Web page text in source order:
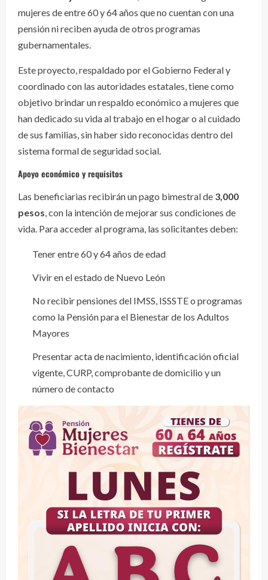
mujeres de entre 60 y 64 años que no cuentan con una
pensión ni reciben ayuda de otros programas
gubernamentales.
Este proyecto, respaldado por el Gobierno Federal y
coordinado con las autoridades estatales, tiene como
objetivo brindar un respaldo económico a mujeres que
han dedicado su vida al trabajo en el hogar o al cuidado
de sus familias, sin haber sido reconocidas dentro del
sistema formal de seguridad social.
Apoyo económico y requisitos
Las beneficiarias recibirán un pago bimestral de 3,000
pesos, con la intención de mejorar sus condiciones de
vida. Para acceder al programa, las solicitantes deben:
Tener entre 60 y 64 años de edad
Vivir en el estado de Nuevo León
No recibir pensiones del IMSS, ISSSTE o programas
como la Pensión para el Bienestar de los Adultos
Mayores
Presentar acta de nacimiento, identificación oficial
vigente, CURP, comprobante de domicilio y un
número de contacto